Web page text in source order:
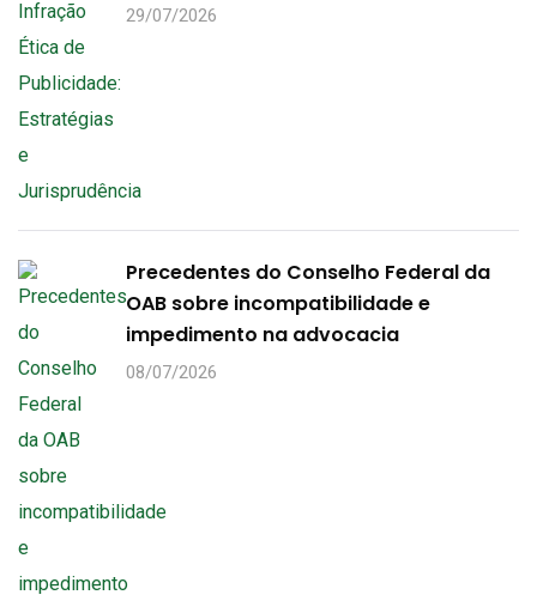
29/07/2026
Precedentes do Conselho Federal da
OAB sobre incompatibilidade e
impedimento na advocacia
08/07/2026